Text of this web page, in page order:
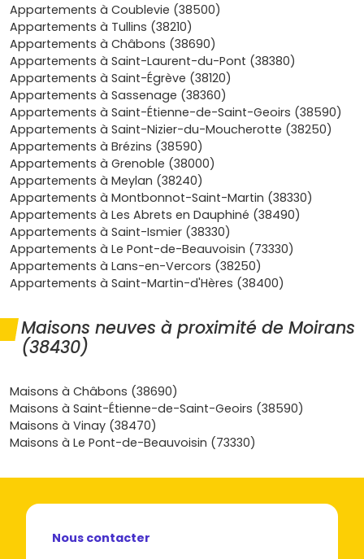
qui couvrent les éventuels défauts et t’évitent de
mauvaises surprises après la remise des clés. À Moirans,
l’emplacement coche beaucoup de cases pour un
primo-accédant: accès rapide à l’A48, gare TER reliant
Grenoble et Lyon, proximité des bassins d’emplois
(notamment le parc d’activitésCentr’Alp
commerces, le tout dans un cadre de vie entre
Chartreuse et Vercors. Résultat, tu investis dans une
adresse dynamique et pratique, tout en restant sur un
marché généralement plus accessible que le centre de
Grenoble. Lesprogrammes neufs
pour toi: plans optimisés, normes récentes, parkings,
espaces extérieurs, et possibilité de personnaliser les
finitions pour emménager dans un lieu qui te ressemble
sans travaux à prévoir. C’est une vraie tranquillité d’esprit
pour un premier achat, avec des charges de copropriété
souvent mieux maîtrisées grâce aux équipements
neuf à Moirans
coche donc les critères clés: financement
facilité, coûts d’acquisition allégés, garanties solides et
localisation futée pour le quotidien comme pour la
Découvre les programmes neufs disponibles à Moirans
sur Vivre dans le neuf, compare les plans, repère le
quartier qui te convient et lance ton projet au bon rythme,
en profitant des atouts du neuf dès le premier jour.
Appartements à Coublevie (38500)
Appartements à Tullins (38210)
Appartements à Châbons (38690)
Appartements à Saint-Laurent-du-Pont (38380)
Appartements à Saint-Égrève (38120)
Appartements à Sassenage (38360)
Appartements à Saint-Étienne-de-Saint-Geoirs (38590)
Appartements à Saint-Nizier-du-Moucherotte (38250)
Appartements à Brézins (38590)
Appartements à Grenoble (38000)
Appartements à Meylan (38240)
Appartements à Montbonnot-Saint-Martin (38330)
Appartements à Les Abrets en Dauphiné (38490)
Appartements à Saint-Ismier (38330)
Appartements à Le Pont-de-Beauvoisin (73330)
Appartements à Lans-en-Vercors (38250)
Appartements à Saint-Martin-d'Hères (38400)
Maisons neuves à proximité de Moirans
(38430)
Maisons à Châbons (38690)
Maisons à Saint-Étienne-de-Saint-Geoirs (38590)
Maisons à Vinay (38470)
Maisons à Le Pont-de-Beauvoisin (73330)
Nous contacter